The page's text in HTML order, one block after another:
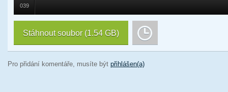
039
Stáhnout soubor (1.54 GB)
Pro přidání komentáře, musíte být přihlášen(a)